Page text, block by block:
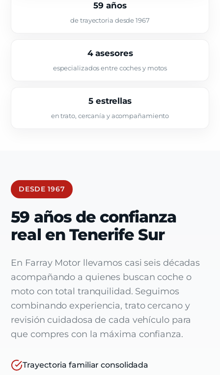
59 años
de trayectoria desde 1967
4 asesores
especializados entre coches y motos
5 estrellas
en trato, cercanía y acompañamiento
DESDE 1967
59 años de confianza
real en Tenerife Sur
En Farray Motor llevamos casi seis décadas
acompañando a quienes buscan coche o
moto con total tranquilidad. Seguimos
combinando experiencia, trato cercano y
revisión cuidadosa de cada vehículo para
que compres con la máxima confianza.
Trayectoria familiar consolidada